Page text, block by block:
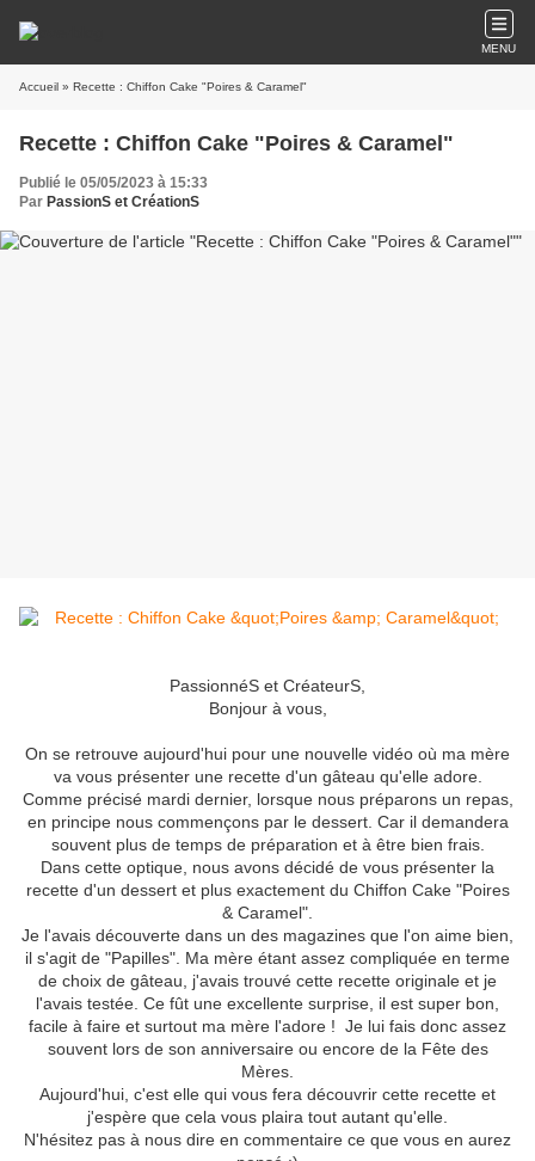
MENU
Accueil » Recette : Chiffon Cake "Poires & Caramel"
Recette : Chiffon Cake "Poires & Caramel"
Publié le 05/05/2023 à 15:33
Par PassionS et CréationS
PassionnéS et CréateurS,
Bonjour à vous,
On se retrouve aujourd'hui pour une nouvelle vidéo où ma mère
va vous présenter une recette d'un gâteau qu'elle adore.
Comme précisé mardi dernier, lorsque nous préparons un repas,
en principe nous commençons par le dessert. Car il demandera
souvent plus de temps de préparation et à être bien frais.
Dans cette optique, nous avons décidé de vous présenter la
recette d'un dessert et plus exactement du Chiffon Cake "Poires
& Caramel".
Je l'avais découverte dans un des magazines que l'on aime bien,
il s'agit de "Papilles". Ma mère étant assez compliquée en terme
de choix de gâteau, j'avais trouvé cette recette originale et je
l'avais testée. Ce fût une excellente surprise, il est super bon,
facile à faire et surtout ma mère l'adore ! Je lui fais donc assez
souvent lors de son anniversaire ou encore de la Fête des
Mères.
Aujourd'hui, c'est elle qui vous fera découvrir cette recette et
j'espère que cela vous plaira tout autant qu'elle.
N'hésitez pas à nous dire en commentaire ce que vous en aurez